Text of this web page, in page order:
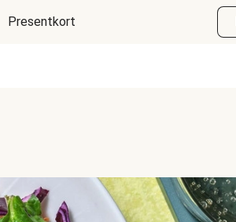
Presentkort